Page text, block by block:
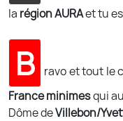
la région AURAet tu
B ravo et tout le
France minimesqui
Dôme deVillebon/